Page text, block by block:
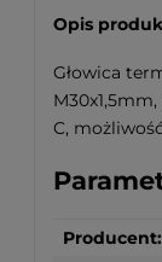
Opis
Głowica
C,
Producent: